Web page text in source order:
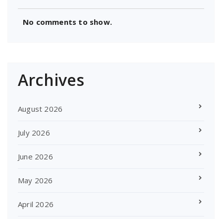
No comments to show.
Archives
August 2026
July 2026
June 2026
May 2026
April 2026